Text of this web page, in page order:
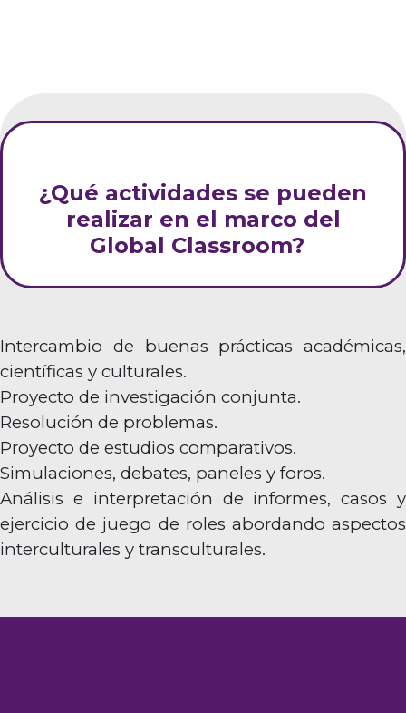
¿Qué actividades se pueden
realizar en el marco del
Global Classroom?
Intercambio de buenas prácticas académicas,
científicas y culturales.
Proyecto de investigación conjunta.
Resolución de problemas.
Proyecto de estudios comparativos.
Simulaciones, debates, paneles y foros.
Análisis e interpretación de informes, casos y
ejercicio de juego de roles abordando aspectos
interculturales y transculturales.